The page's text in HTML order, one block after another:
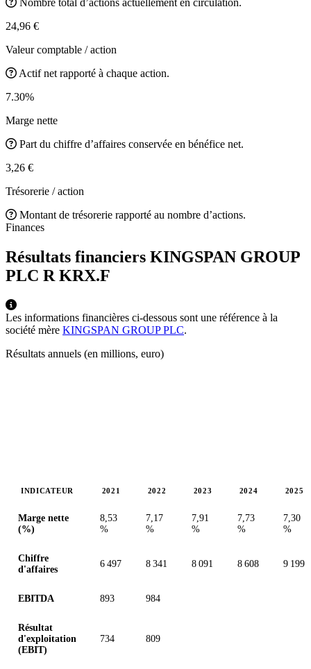
24,96 €
Valeur comptable / action
Actif net rapporté à chaque action.
7.30%
Marge nette
Part du chiffre d’affaires conservée en bénéfice net.
3,26 €
Trésorerie / action
Montant de trésorerie rapporté au nombre d’actions.
Finances
Résultats financiers KINGSPAN GROUP
PLC R KRX.F
Les informations financières ci-dessous sont une référence à la
société mère KINGSPAN GROUP PLC.
Résultats annuels (en millions, euro)
INDICATEUR 2021 2022 2023 2024 2025
Marge nette
(%)
8,53
%
7,17
%
7,91
%
7,73
%
7,30
%
Chiffre
d'affaires
6 497 8 341 8 091 8 608 9 199
EBITDA 893 984
Résultat
d'exploitation
(EBIT)
734 809